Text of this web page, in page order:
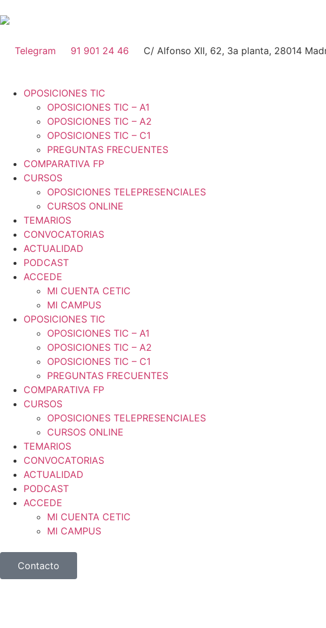
Telegram 91 901 24 46 C/ Alfonso XII, 62, 3a planta, 28014
OPOSICIONES TIC
OPOSICIONES TIC – A1
OPOSICIONES TIC – A2
OPOSICIONES TIC – C1
PREGUNTAS FRECUENTES
COMPARATIVA FP
CURSOS
OPOSICIONES TELEPRESENCIALES
CURSOS ONLINE
TEMARIOS
CONVOCATORIAS
ACTUALIDAD
PODCAST
ACCEDE
MI CUENTA CETIC
MI CAMPUS
OPOSICIONES TIC
OPOSICIONES TIC – A1
OPOSICIONES TIC – A2
OPOSICIONES TIC – C1
PREGUNTAS FRECUENTES
COMPARATIVA FP
CURSOS
OPOSICIONES TELEPRESENCIALES
CURSOS ONLINE
TEMARIOS
CONVOCATORIAS
ACTUALIDAD
PODCAST
ACCEDE
MI CUENTA CETIC
MI CAMPUS
Contacto